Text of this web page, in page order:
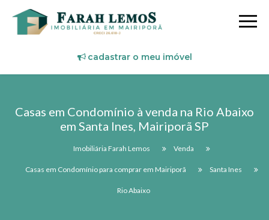
cadastrar o meu imóvel
Casas em Condomínio à venda na Rio Abaixo
em Santa Ines, Mairiporã SP
Imobiliária Farah Lemos Venda
Casas em Condomínio para comprar em Mairiporã Santa Ines
Rio Abaixo